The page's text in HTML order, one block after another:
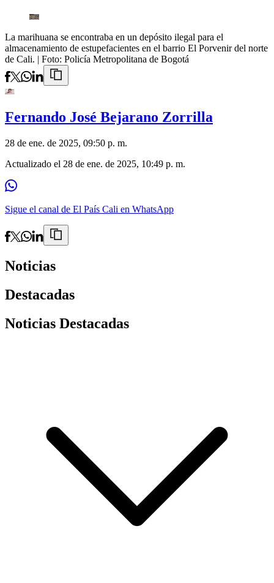
La marihuana se encontraba en un depósito ilegal para el
almacenamiento de estupefacientes en el barrio El Porvenir del norte
de Cali. | Foto: Policía Metropolitana de Bogotá
Fernando José Bejarano Zorrilla
28 de ene. de 2025, 09:50 p. m.
Actualizado el 28 de ene. de 2025, 10:49 p. m.
Sigue el canal de El País Cali en WhatsApp
Noticias
Destacadas
Noticias Destacadas